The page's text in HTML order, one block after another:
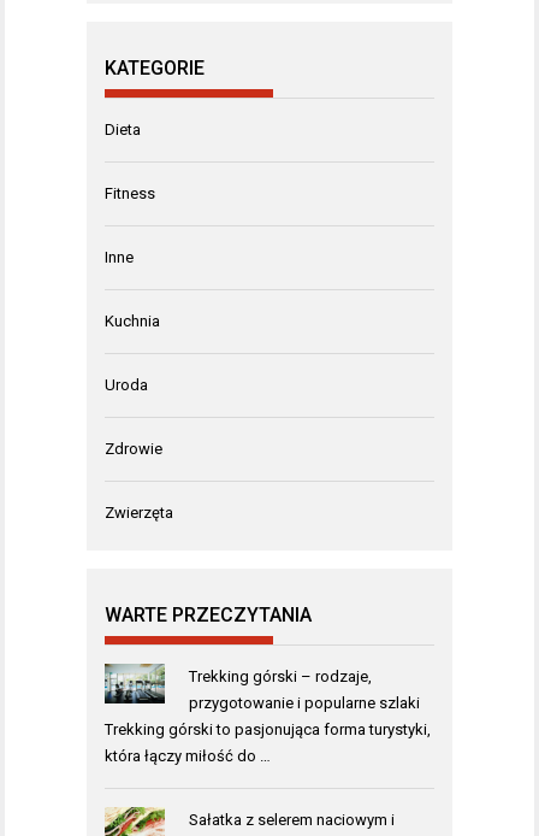
KATEGORIE
Dieta
Fitness
Inne
Kuchnia
Uroda
Zdrowie
Zwierzęta
WARTE PRZECZYTANIA
Trekking górski – rodzaje,
przygotowanie i popularne szlaki
Trekking górski to pasjonująca forma turystyki,
która łączy miłość do …
Sałatka z selerem naciowym i